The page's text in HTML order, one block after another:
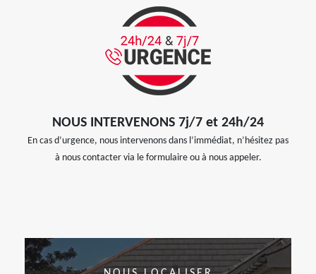
NOUS INTERVENONS 7j/7 et 24h/24
En cas d’urgence, nous intervenons dans l’immédiat, n’hésitez pas
à nous contacter via le formulaire ou à nous appeler.